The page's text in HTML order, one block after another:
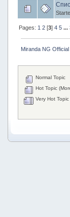
Pages: 1 2[3] 4 5 ...
Miranda NG
Normal Topic
Hot Topic
Very Hot